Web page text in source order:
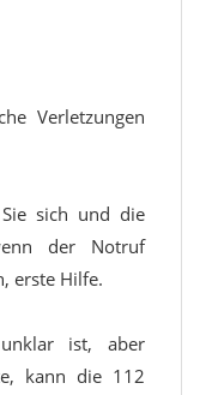
Verletzungen
sich und die
der Notruf
erste Hilfe.
ist, aber
kann die 112